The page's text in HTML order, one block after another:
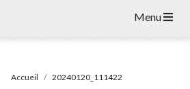
Menu
Accueil 20240120_111422